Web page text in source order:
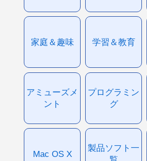
家庭＆趣味 学習＆教育
アミューズメ
ント
プログラミン
グ
Mac OS X
製品ソフト一